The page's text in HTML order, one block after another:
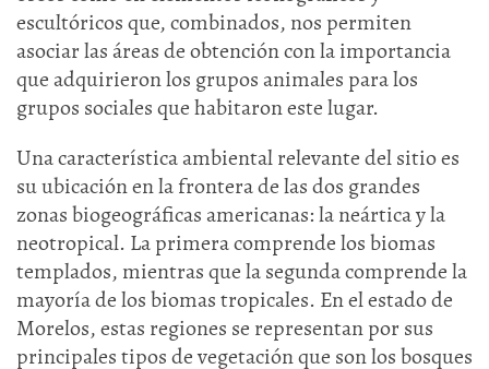
escultóricos que, combinados, nos permiten
asociar las áreas de obtención con la importancia
que adquirieron los grupos animales para los
grupos sociales que habitaron este lugar.
Una característica ambiental relevante del sitio es
su ubicación en la frontera de las dos grandes
zonas biogeográficas americanas: la neártica y la
neotropical. La primera comprende los biomas
templados, mientras que la segunda comprende la
mayoría de los biomas tropicales. En el estado de
Morelos, estas regiones se representan por sus
principales tipos de vegetación que son los bosques